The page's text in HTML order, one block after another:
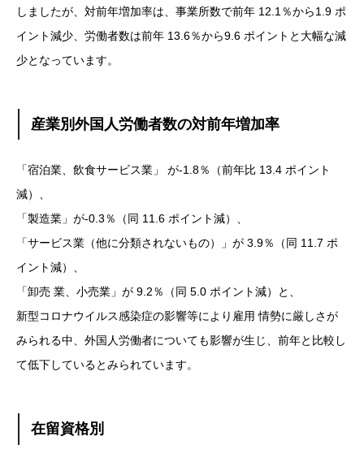
しましたが、対前年増加率は、事業所数で前年 12.1％から1.9 ポ
イント減少、労働者数は前年 13.6％から9.6 ポイントと大幅な減
少となっています。
産業別外国人労働者数の対前年増加率
「宿泊業、飲食サービス業」 が-1.8％（前年比 13.4 ポイント
減）、
「製造業」が-0.3％（同 11.6 ポイント減）、
「サービス業（他に分類されないもの）」が 3.9％（同 11.7 ポ
イント減）、
「卸売 業、小売業」が 9.2％（同 5.0 ポイント減）と、
新型コロナウイルス感染症の影響等により雇用 情勢に厳しさが
みられる中、外国人労働者についても影響が生じ、前年と比較し
て低下しているとみられています。
在留資格別